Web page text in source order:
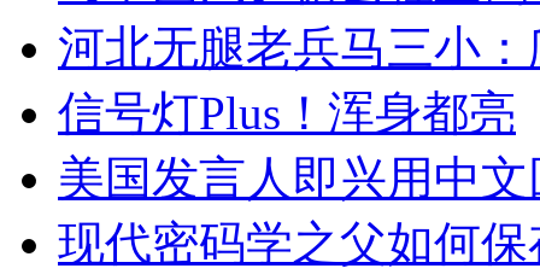
河北无腿老兵马三小
信号灯Plus！浑身都亮
美国发言人即兴用中
现代密码学之父如何